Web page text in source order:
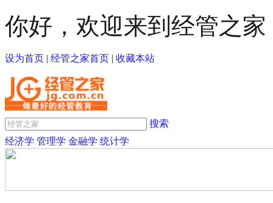
你好，欢迎来到经管之家
设为首页 | 经管之家首页 | 收藏本站
搜索
经济学 管理学 金融学 统计学